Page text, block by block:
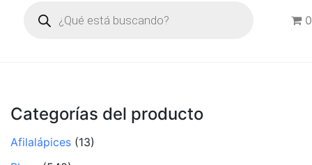
productos
0
Categorías del producto
Afilalápices (13)